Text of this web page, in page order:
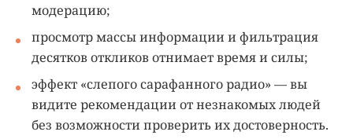
модерацию;
просмотр массы информации и фильтрация
десятков откликов отнимает время и силы;
эффект «слепого сарафанного радио» — вы
видите рекомендации от незнакомых людей
без возможности проверить их достоверность.